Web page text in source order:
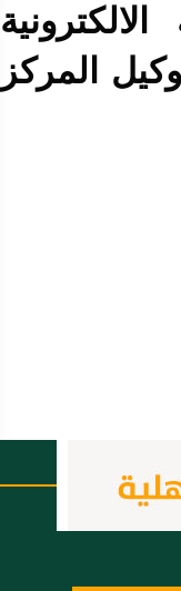
المركز